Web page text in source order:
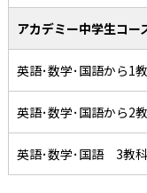
アカデミー中学生コー
英語･数学･国語から1
英語･数学･国語から2
英語･数学･国語 3教科